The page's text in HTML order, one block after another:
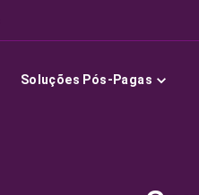
Soluções Pós-Pagas